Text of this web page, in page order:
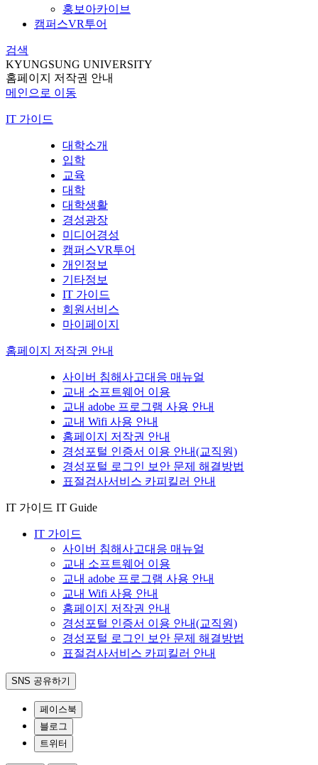
홍보아카이브
캠퍼스VR투어
검색
KYUNGSUNG UNIVERSITY
홈페이지 저작권 안내
메인으로 이동
IT 가이드
대학소개
입학
교육
대학
대학생활
경성광장
미디어경성
캠퍼스VR투어
개인정보
기타정보
IT 가이드
회원서비스
마이페이지
홈페이지 저작권 안내
사이버 침해사고대응 매뉴얼
교내 소프트웨어 이용
교내 adobe 프로그램 사용 안내
교내 Wifi 사용 안내
홈페이지 저작권 안내
경성포털 인증서 이용 안내(교직원)
경성포털 로그인 보안 문제 해결방법
표절검사서비스 카피킬러 안내
IT 가이드 IT Guide
IT 가이드
사이버 침해사고대응 매뉴얼
교내 소프트웨어 이용
교내 adobe 프로그램 사용 안내
교내 Wifi 사용 안내
홈페이지 저작권 안내
경성포털 인증서 이용 안내(교직원)
경성포털 로그인 보안 문제 해결방법
표절검사서비스 카피킬러 안내
SNS 공유하기
페이스북
블로그
트위터